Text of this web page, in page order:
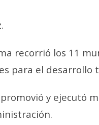
recorrió los 11
para el desarrollo
y ejecutó